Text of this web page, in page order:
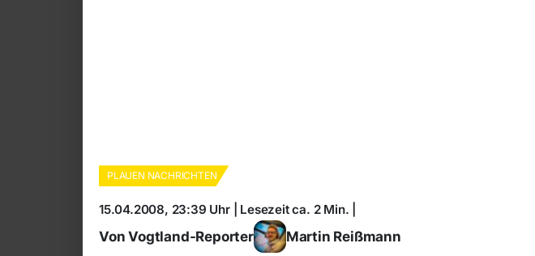
PLAUEN NACHRICHTEN
15.04.2008, 23:39 Uhr | Lesezeit ca. 2 Min. |
Von Vogtland-Reporter Martin Reißmann